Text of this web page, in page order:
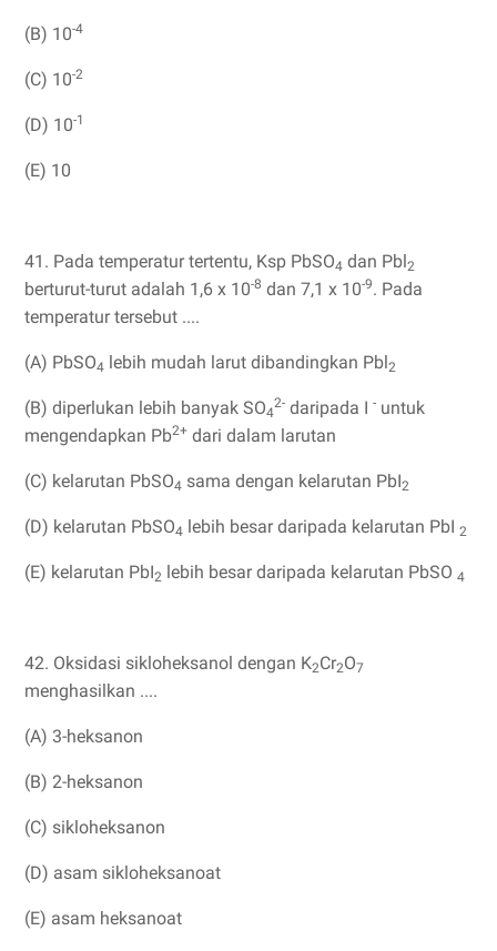
(B) 10-4
(C) 10-2
(D) 10-1
(E) 10
41. Pada temperatur tertentu, Ksp PbSO4 dan Pbl2
berturut-turut adalah 1,6 x 10-8 dan 7,1 x 10-9. Pada
temperatur tersebut ....
(A) PbSO4 lebih mudah larut dibandingkan Pbl2
(B) diperlukan lebih banyak SO4
2- daripada I - untuk
mengendapkan Pb2+ dari dalam larutan
(C) kelarutan PbSO4 sama dengan kelarutan PbI2
(D) kelarutan PbSO4 lebih besar daripada kelarutan PbI 2
(E) kelarutan PbI2 lebih besar daripada kelarutan PbSO 4
42. Oksidasi sikloheksanol dengan K2Cr2O7
menghasilkan ....
(A) 3-heksanon
(B) 2-heksanon
(C) sikloheksanon
(D) asam sikloheksanoat
(E) asam heksanoat